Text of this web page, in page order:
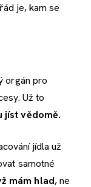
je, kam se
orgán pro
Už to
jíst vědomě.
jídla už
samotné
mám hlad, ne